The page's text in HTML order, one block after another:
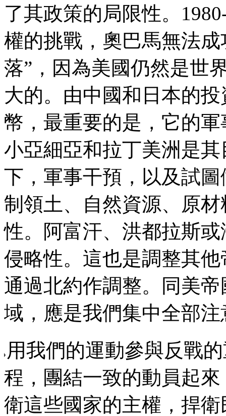
了其政策的局限性。
權的挑戰，奧巴馬無法
落” ，因為美國仍然是世
大的。由中國和日本的
幣，最重要的是，它的
小亞細亞和拉丁美洲是
下，軍事干預，以及試
制領土、自然資源、原
性。阿富汗、洪都拉斯
侵略性。這也是調整其
通過北約作調整。同美
域，應是我們集中全部
用我們的運動參與反戰
程，團結一致的動員起
衛這些國家的主權，捍